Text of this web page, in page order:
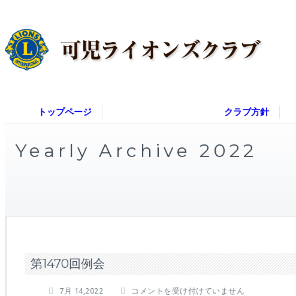
トップページ クラブ方針
Yearly Archive 2022
第1470回例会
7月 14,2022
第
コメントを受け付けていません